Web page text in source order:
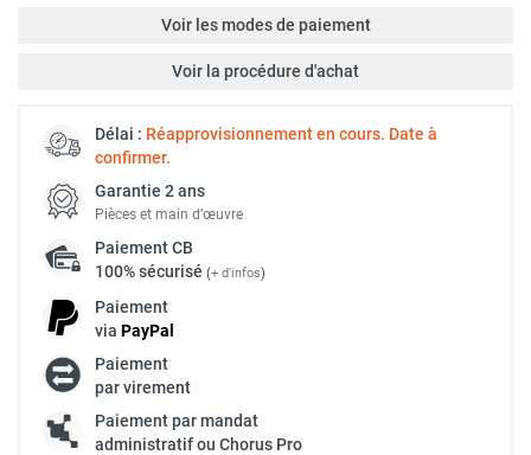
Voir les modes de paiement
Voir la procédure d'achat
Délai : Réapprovisionnement en cours. Date à
confirmer.
Garantie 2 ans
Pièces et main d’œuvre
PaiementCB
100% sécurisé (+ d'infos)
Paiement
via PayPal
Paiement
par virement
Paiement par mandat
administratif ou Chorus Pro